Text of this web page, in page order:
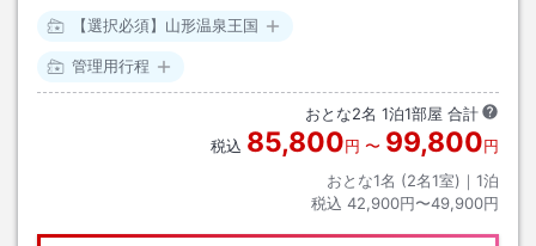
【選択必須】山形温泉王国
管理用行程
おとな2名 1泊1部屋 合計
税込 85,800円 〜 99,800円
おとな1名 (2名1室)｜ 1泊
税込 42,900円〜49,900円